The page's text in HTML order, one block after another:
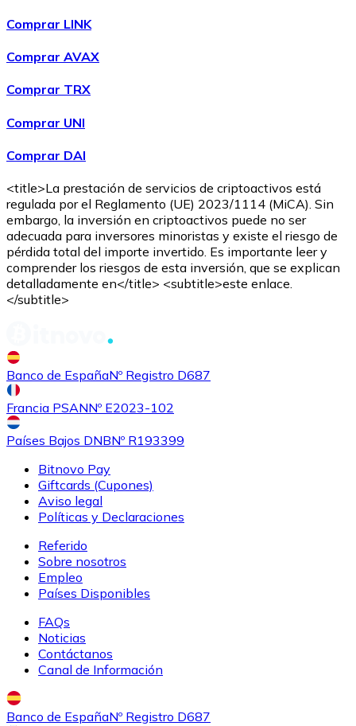
Comprar LINK
Comprar AVAX
Comprar TRX
Comprar UNI
Comprar DAI
<title>La prestación de servicios de criptoactivos está
regulada por el Reglamento (UE) 2023/1114 (MiCA). Sin
embargo, la inversión en criptoactivos puede no ser
adecuada para inversores minoristas y existe el riesgo de
pérdida total del importe invertido. Es importante leer y
comprender los riesgos de esta inversión, que se explican
detalladamente en</title> <subtitle>este enlace.
</subtitle>
Banco de EspañaNº Registro D687
Francia PSANNº E2023-102
Países Bajos DNBNº R193399
Bitnovo Pay
Giftcards (Cupones)
Aviso legal
Políticas y Declaraciones
Referido
Sobre nosotros
Empleo
Países Disponibles
FAQs
Noticias
Contáctanos
Canal de Información
Banco de EspañaNº Registro D687